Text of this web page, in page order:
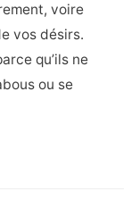
voire
vos désirs.
qu’ils ne
ou se